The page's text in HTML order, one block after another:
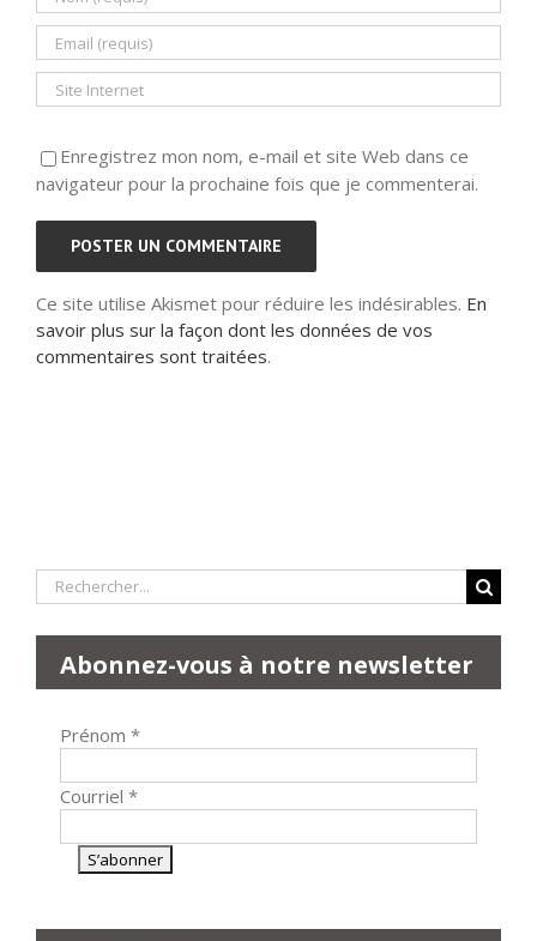
Enregistrez mon nom, e-mail et site Web dans ce
navigateur pour la prochaine fois que je commenterai.
Ce site utilise Akismet pour réduire les indésirables. En
savoir plus sur la façon dont les données de vos
commentaires sont traitées.
Rechercher:
Abonnez-vous à notre newsletter
Prénom *
Courriel *